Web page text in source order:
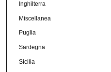
Inghilterra
Miscellanea
Puglia
Sardegna
Sicilia